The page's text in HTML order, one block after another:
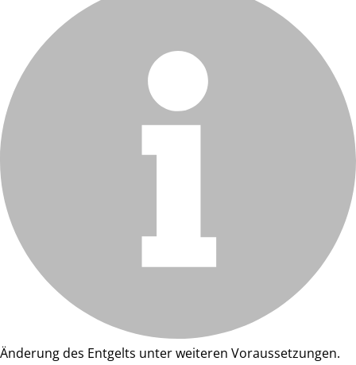
Änderung des Entgelts unter weiteren Voraussetzungen.